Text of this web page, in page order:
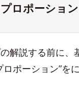
ロポーショ
解説する前に、
ポーション”を